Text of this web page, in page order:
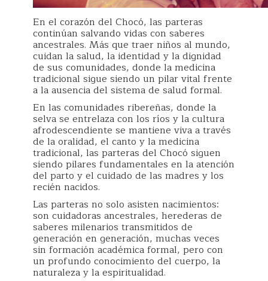
En el corazón del Chocó, las parteras
continúan salvando vidas con saberes
ancestrales. Más que traer niños al mundo,
cuidan la salud, la identidad y la dignidad
de sus comunidades, donde la medicina
tradicional sigue siendo un pilar vital frente
a la ausencia del sistema de salud formal.
En las comunidades ribereñas, donde la
selva se entrelaza con los ríos y la cultura
afrodescendiente se mantiene viva a través
de la oralidad, el canto y la medicina
tradicional, las parteras del Chocó siguen
siendo pilares fundamentales en la atención
del parto y el cuidado de las madres y los
recién nacidos.
Las parteras no solo asisten nacimientos:
son cuidadoras ancestrales, herederas de
saberes milenarios transmitidos de
generación en generación, muchas veces
sin formación académica formal, pero con
un profundo conocimiento del cuerpo, la
naturaleza y la espiritualidad.